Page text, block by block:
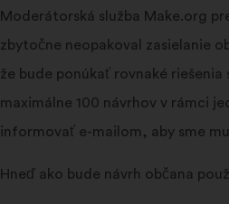
Moderátorská služba Make.org
zbytočne neopakoval zasielanie
že bude ponúkať rovnaké
maximálne 100 návrhov v rámci
informovať e-mailom, aby sme
Hneď ako bude návrh občana